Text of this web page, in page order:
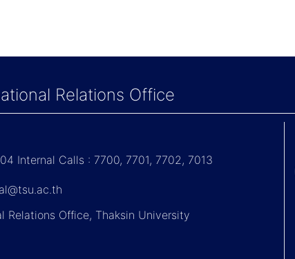
Relations Office
Internal Calls : 7700, 7701, 7702, 7013
Relations Office, Thaksin University